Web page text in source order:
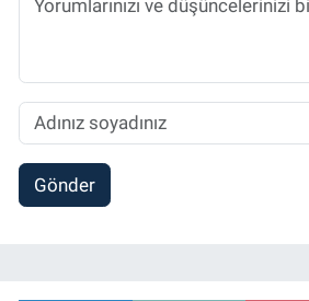
sürdürmektedir.
Gönder